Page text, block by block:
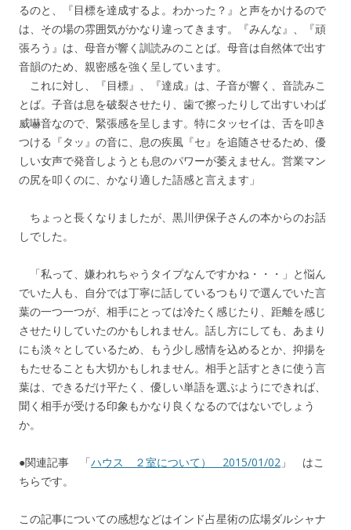
るのと、『目標を達成するよ。わかった？』と声をかけるので
は、その場の雰囲気がかなり違ってきます。『みんな』、『頑
張ろう』は、母音が響く訓読みのことば。母音は自然体で出す
音韻のため、親密感を強く呈しています。
これに対し、『目標』、『達成』は、子音が響く、音読みこ
とば。子音は息を破裂させたり、歯で擦ったりして出すいわば
威嚇音なので、緊張感を呈します。特にタッセイは、舌を叩き
つける『タッ』の音に、息の疾風『セ』を追随させるため、優
しい女声で発音しようとも息のパワーが萎えません。営業マン
の尻を叩くのに、かなり適した語感と言えます」
ちょっと長くなりましたが、黒川伊保子さんの本からのお話
しでした。
「私って、嫌われちゃうタイプなんですかね・・・」と悩ん
でいた人も、自分では丁寧に話しているつもりで選んでいた言
葉の一つ一つが、相手にとっては冷たく感じたり、距離を感じ
させたりしていたのかもしれません。話し方にしても、あまり
にも淡々としているため、もう少し感情を込めるとか、抑揚を
もたせることも大切かもしれません。相手と話すときに使う言
葉は、できるだけ平たく、優しい単語を選ぶようにできれば、
聞く相手が受ける印象もかなり良くなるのではないでしょう
か。
●関連記事 「ハウス ２室について） 2015/01/02 」 はこ
ちらです。
この記事についての感想などはインド占星術の広場ダルシャナ